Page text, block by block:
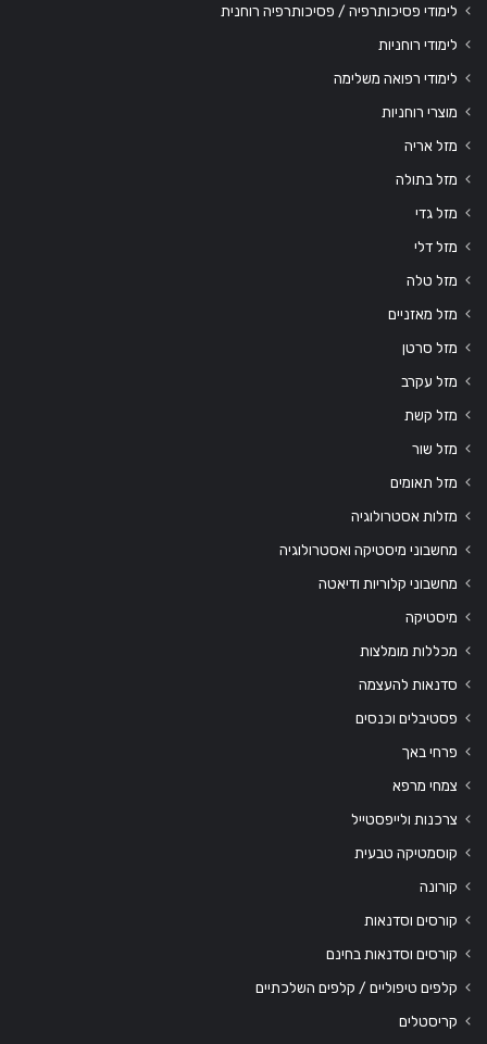
לימודי פסיכותרפיה / פסיכותרפיה רוחנית
לימודי רוחניות
לימודי רפואה משלימה
מוצרי רוחניות
מזל אריה
מזל בתולה
מזל גדי
מזל דלי
מזל טלה
מזל מאזניים
מזל סרטן
מזל עקרב
מזל קשת
מזל שור
מזל תאומים
מזלות אסטרולוגיה
מחשבוני מיסטיקה ואסטרולוגיה
מחשבוני קלוריות ודיאטה
מיסטיקה
מכללות מומלצות
סדנאות להעצמה
פסטיבלים וכנסים
פרחי באך
צמחי מרפא
צרכנות ולייפסטייל
קוסמטיקה טבעית
קורונה
קורסים וסדנאות
קורסים וסדנאות בחינם
קלפים טיפוליים / קלפים השלכתיים
קריסטלים